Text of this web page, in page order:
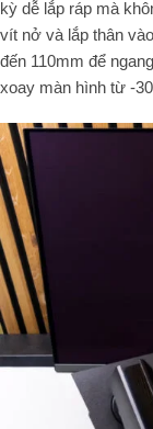
kỳ dễ lắp ráp mà
vít nở và lắp thân
đến 110mm để
xoay màn hình từ -